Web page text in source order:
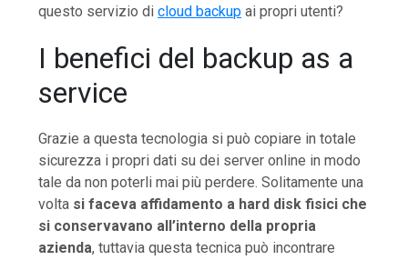
questo servizio dicloud backup ai propri utenti?
I benefici del backup as a
service
Grazie a questa tecnologia si può copiare in totale
sicurezza i propri dati su dei server online in modo
tale da non poterli mai più perdere. Solitamente una
volta si faceva affidamento a hard disk fisici che
si conservavano all’interno della propria
azienda, tuttavia questa tecnica può incontrare